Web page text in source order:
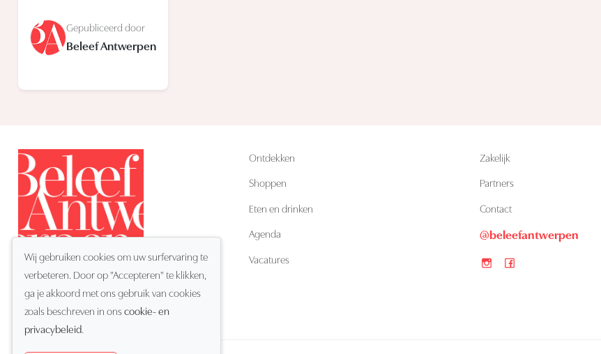
Gepubliceerd door
Beleef Antwerpen
Taal: NL
Ontdekken
Shoppen
Eten en drinken
Agenda
Vacatures
Zakelijk
Partners
Contact
@beleefantwerpen
Wij gebruiken cookies om uw surfervaring te
verbeteren. Door op "Accepteren" te klikken,
ga je akkoord met ons gebruik van cookies
zoals beschreven in ons cookie- en
privacybeleid.